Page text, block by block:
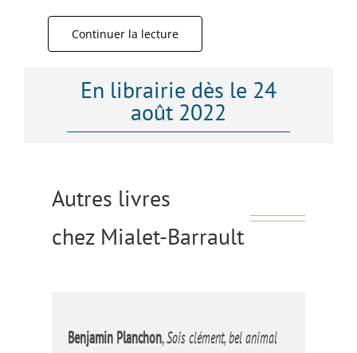
Continuer la lecture
En librairie dès le 24
août 2022
Autres livres
chez Mialet-Barrault
Benjamin Planchon,Sois clément, bel animal